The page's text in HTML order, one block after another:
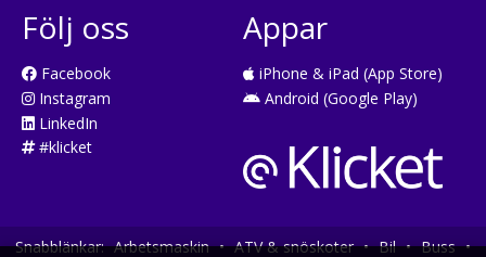
Följ oss
Facebook
Instagram
LinkedIn
#klicket
Appar
iPhone & iPad (App Store)
Android (Google Play)
Snabblänkar: Arbetsmaskin • ATV & snöskoter • Bil • Buss •